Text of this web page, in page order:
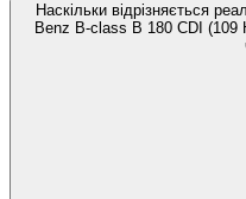
Наскільки відрізняється
Benz B-class B 180 CDI (109